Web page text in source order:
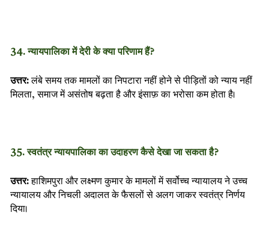
34. न्यायपालिका में देरी के क्या परिणाम हैं?
उत्तर:लंबे समय तक मामलों का निपटारा नहीं होने से पीड़ितों को न्याय नहीं
मिलता, समाज में असंतोष बढ़ता है और इंसाफ़ का भरोसा कम होता है।
35. स्वतंत्र न्यायपालिका का उदाहरण कैसे देखा जा सकता है?
उत्तर:हाशिमपुरा और लक्ष्मण कुमार के मामलों में सर्वोच्च न्यायालय ने उच्च
न्यायालय और निचली अदालत के फैसलों से अलग जाकर स्वतंत्र निर्णय
दिया।